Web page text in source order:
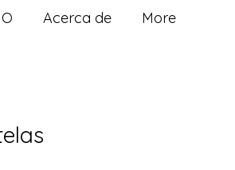
Acerca de More